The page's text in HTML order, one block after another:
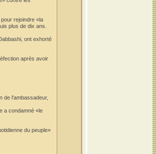
rejoindre «la
plus de dix ans.
ont exhorté
après avoir
de l'ambassadeur,
a condamné «le
du peuple»